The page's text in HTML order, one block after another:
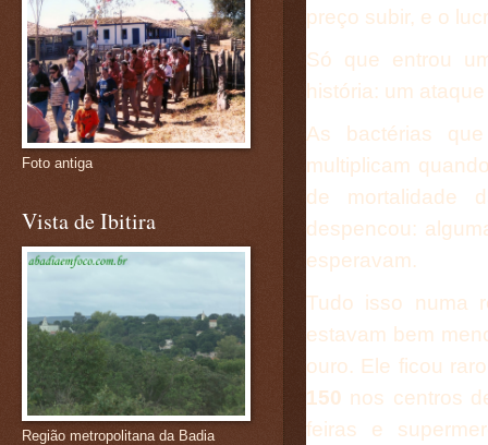
preço subir, e o
Só que entrou
história: um
As bactérias
multiplicam
de mortalidade
despencou:
esperavam.
Tudo isso numa
estavam bem
ouro. Ele ficou
150 nos centros
feiras e
Foto antiga
Vista de Ibitira
Região metropolitana da Badia